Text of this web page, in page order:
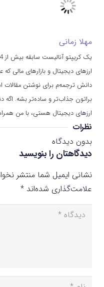
مهلا زمانی
ارزهای دیجیتال و بازارهای
دانش ترجمه‌م برای نوشتن مقالات
براتون جذاب‌تر و ساده‌تر بشه. اگه
ارزهای دیجیتال هستی، با من
نظرات
بدون دیدگاه
دیدگاهتان را بنویسید
نشانی ایمیل شما منتشر
علامت‌گذاری شده‌اند *